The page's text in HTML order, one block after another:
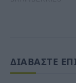
ΔΙΑΒΑΣΤΕ